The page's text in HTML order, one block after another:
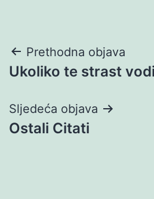
Navigacija
objava
Prethodna objava
Ukoliko te strast
Sljedeća objava
Ostali Citati